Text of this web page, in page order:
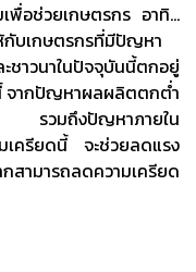
เพื่อช่วยเกษตรกร อาทิ…
กับเกษตรกรที่มีปัญหา
ชาวนาในปัจจุบันนี้ตกอยู่
จากปัญหาผลผลิตตกต่ำ
บ รวมถึงปัญหาภายใน
เครียดนี้ จะช่วยลดแรง
ามารถลดความเครียด